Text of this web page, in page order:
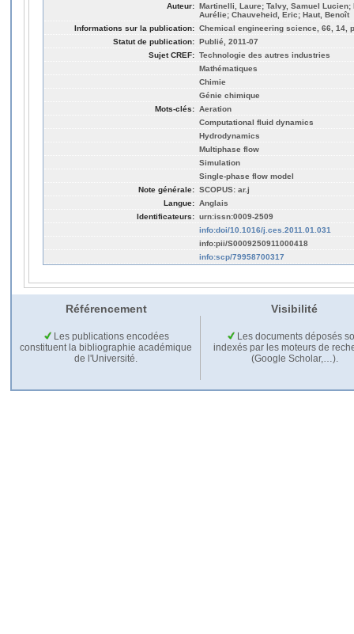
Auteur: Martinelli, Laure; Talvy, Samuel
Aurélie; Chauveheid, Eric; Haut, Benoît
Informations sur la publication: Chemical engineering science, 66, 14,
Statut de publication: Publié, 2011-07
Sujet CREF: Technologie des autres industries
Mathématiques
Chimie
Génie chimique
Mots-clés: Aeration
Computational fluid dynamics
Hydrodynamics
Multiphase flow
Simulation
Single-phase flow model
Note générale: SCOPUS: ar.j
Langue: Anglais
Identificateurs: urn:issn:0009-2509
info:doi/10.1016/j.ces.2011.01.031
info:pii/S0009250911000418
info:scp/79958700317
Référencement Visibilité
Les publications encodées
constituent la bibliographie académique
de l'Université.
Les documents déposés
indexés par les moteurs de
(Google Scholar,…).